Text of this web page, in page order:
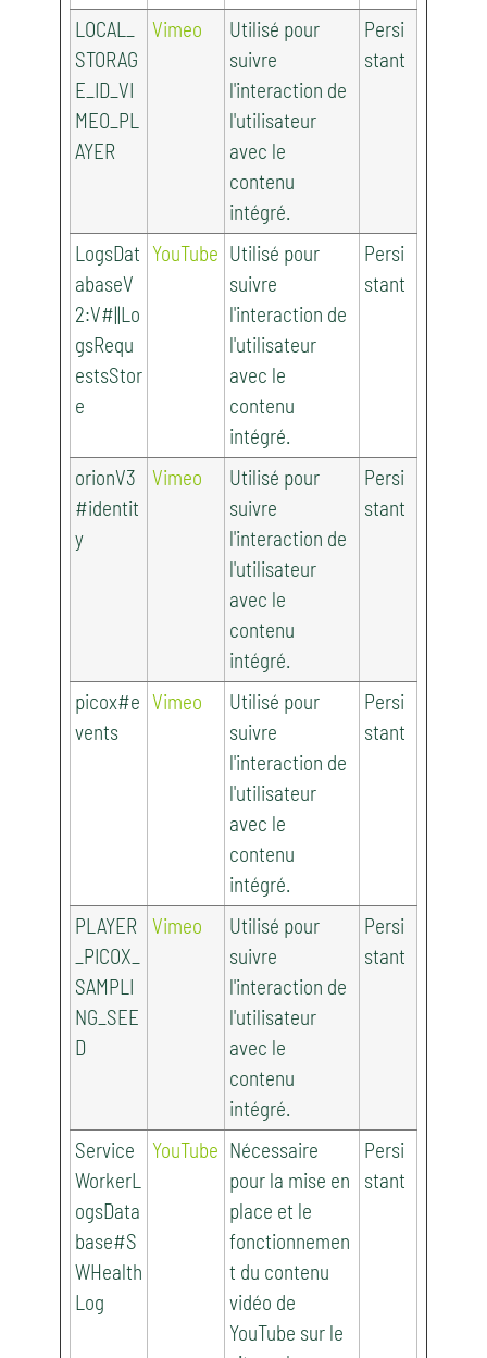
LOCAL_
STORAG
E_ID_VI
MEO_PL
AYER
Vimeo
Utilisé pour
suivre
l'interaction de
l'utilisateur
avec le
contenu
intégré.
Persi
stant
LogsDat
abaseV
2:V#||Lo
gsRequ
estsStor
e
YouTube Utilisé pour
suivre
l'interaction de
l'utilisateur
avec le
contenu
intégré.
Persi
stant
orionV3
#identit
y
Vimeo
Utilisé pour
suivre
l'interaction de
l'utilisateur
avec le
contenu
intégré.
Persi
stant
picox#e
vents
Vimeo
Utilisé pour
suivre
l'interaction de
l'utilisateur
avec le
contenu
intégré.
Persi
stant
PLAYER
_PICOX_
SAMPLI
NG_SEE
D
Vimeo
Utilisé pour
suivre
l'interaction de
l'utilisateur
avec le
contenu
intégré.
Persi
stant
Service
WorkerL
ogsData
base#S
WHealth
Log
YouTube Nécessaire
pour la mise en
place et le
fonctionnemen
t du contenu
vidéo de
YouTube sur le
Persi
stant